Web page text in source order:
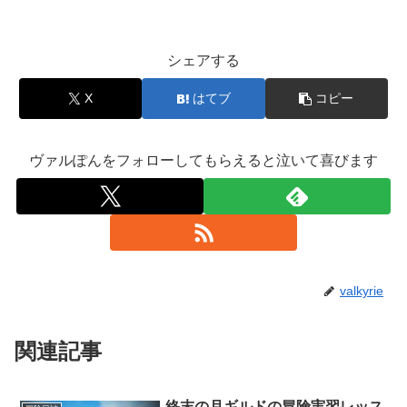
シェアする
X はてブ コピー
ヴァルぽんをフォローしてもらえると泣いて喜びます
valkyrie
関連記事